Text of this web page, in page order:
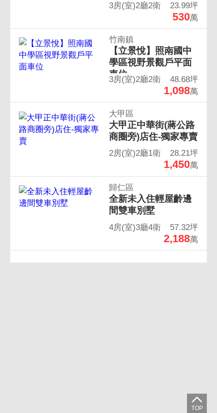
3房(室)2廳2衛 23.99坪
530萬
竹南鎮
【立景悅】照南國中
學區視野景觀戶平面
車位
3房(室)2廳2衛 48.68坪
1,098萬
大甲區
大甲正中華街(蔣公路
商圈旁)店住-獨家專賣
2房(室)2廳1衛 28.21坪
1,450萬
歸仁區
全新未入住輕屋齡邊
間雙車別墅
4房(室)3廳4衛 57.32坪
2,188萬